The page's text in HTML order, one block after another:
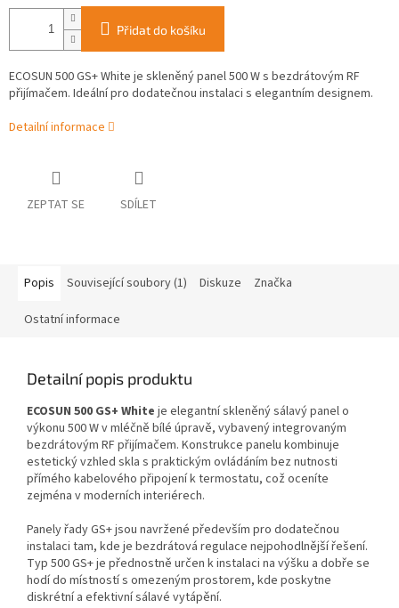
Přidat do košíku
ECOSUN 500 GS+ White je skleněný panel 500 W s bezdrátovým RF
přijímačem. Ideální pro dodatečnou instalaci s elegantním designem.
Detailní informace
ZEPTAT SE SDÍLET
Popis Související soubory (1) Diskuze Značka
Ostatní informace
Detailní popis produktu
ECOSUN 500 GS+ White je elegantní skleněný sálavý panel o
výkonu 500 W v mléčně bílé úpravě, vybavený integrovaným
bezdrátovým RF přijímačem. Konstrukce panelu kombinuje
estetický vzhled skla s praktickým ovládáním bez nutnosti
přímého kabelového připojení k termostatu, což oceníte
zejména v moderních interiérech.
Panely řady GS+ jsou navržené především pro dodatečnou
instalaci tam, kde je bezdrátová regulace nejpohodlnější řešení.
Typ 500 GS+ je přednostně určen k instalaci na výšku a dobře se
hodí do místností s omezeným prostorem, kde poskytne
diskrétní a efektivní sálavé vytápění.